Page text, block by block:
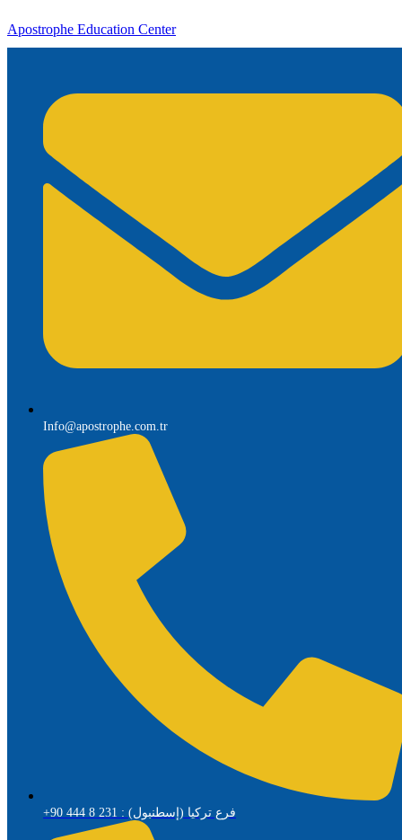
Apostrophe Education Center
Info@apostrophe.com.tr
+90 444 8 231 : فرع تركيا (إسطنبول)